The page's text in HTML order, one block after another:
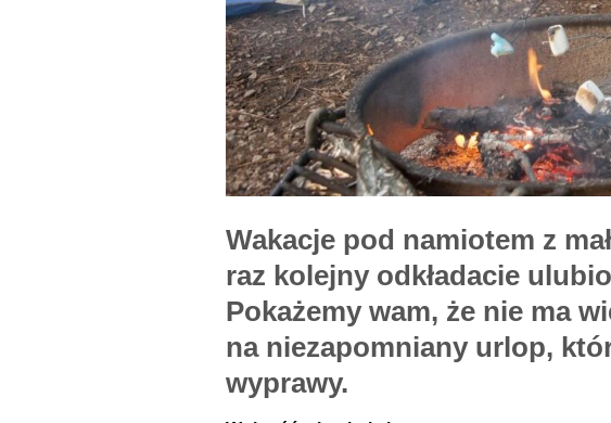
Wakacje pod namiotem z
raz kolejny odkładacie
Pokażemy wam, że nie ma
na niezapomniany urlop,
wyprawy.